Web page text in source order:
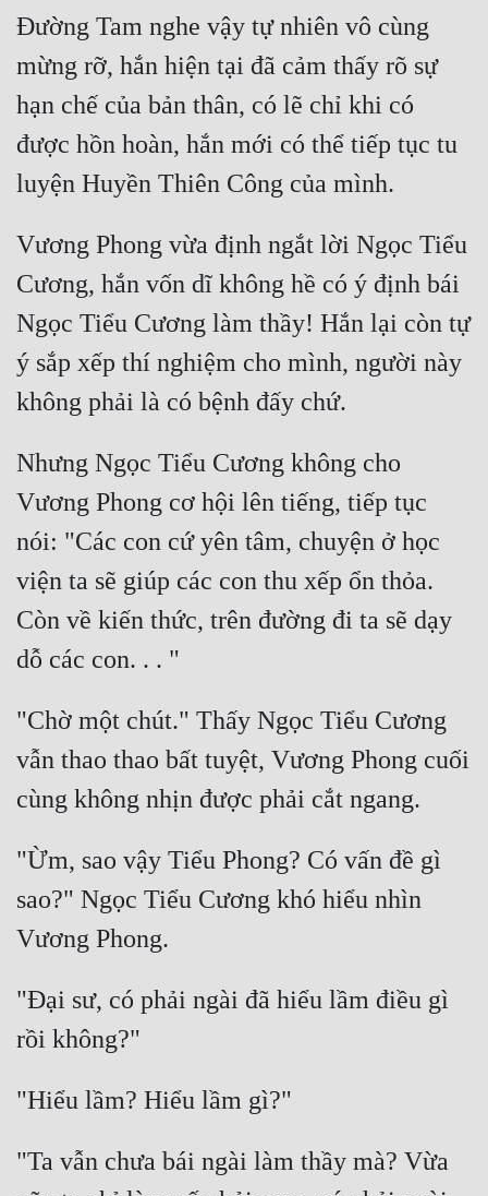
Đường Tam nghe vậy tự nhiên vô cùng
mừng rỡ, hắn hiện tại đã cảm thấy rõ sự
hạn chế của bản thân, có lẽ chỉ khi có
được hồn hoàn, hắn mới có thể tiếp tục tu
Vương Phong vừa định ngắt lời Ngọc Tiểu
Cương, hắn vốn dĩ không hề có ý định bái
Ngọc Tiểu Cương làm thầy! Hắn lại còn tự
ý sắp xếp thí nghiệm cho mình, người này
Nhưng Ngọc Tiểu Cương không cho
Vương Phong cơ hội lên tiếng, tiếp tục
nói: "Các con cứ yên tâm, chuyện ở học
viện ta sẽ giúp các con thu xếp ổn thỏa.
Còn về kiến thức, trên đường đi ta sẽ dạy
"Chờ một chút." Thấy Ngọc Tiểu Cương
vẫn thao thao bất tuyệt, Vương Phong cuối
"Ừm, sao vậy Tiểu Phong? Có vấn đề gì
sao?" Ngọc Tiểu Cương khó hiểu nhìn
"Đại sư, có phải ngài đã hiểu lầm điều gì
"Ta vẫn chưa bái ngài làm thầy mà? Vừa